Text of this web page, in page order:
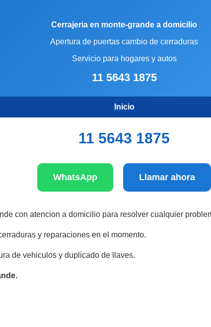
Cerrajeria en monte-grande a domicilio
Apertura de puertas cambio de cerraduras
Servicio para hogares y autos
11 5643 1875
Inicio
11 5643 1875
WhatsApp Llamar ahora
con atencion a domicilio para resolver cualquier
y reparaciones en el momento.
de vehiculos y duplicado de llaves.